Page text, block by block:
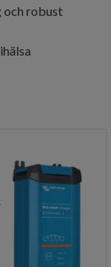
och robust